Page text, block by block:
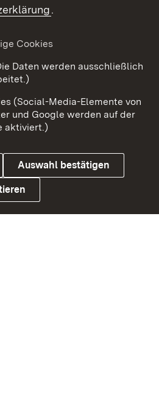
Kontakt
Datenschutz
.
Cookies
Daten werden ausschließlich
(Social-Media-Elemente von
und Google werden auf der
aktiviert.)
Auswahl bestätigen